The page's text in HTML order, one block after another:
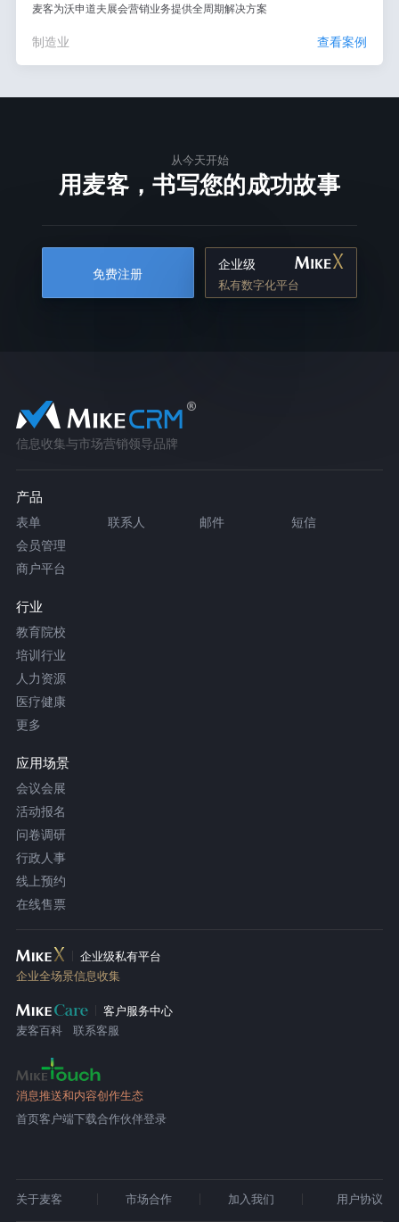
麦客为沃申道夫展会营销业务提供全周期解决方案
制造业 查看案例
从今天开始
用麦客，书写您的成功故事
免费注册
企业级
私有数字化平台
信息收集与市场营销领导品牌
产品
表单 联系人 邮件
短信
会员管理
商户平台
行业
教育院校
培训行业
人力资源
医疗健康
更多
应用场景
会议会展
活动报名
问卷调研
行政人事
线上预约
在线售票
企业级私有平台
企业全场景信息收集
客户服务中心
麦客百科
联系客服
消息推送和内容创作生态
首页客户端下载合作伙伴登录
关于麦客 市场合作 加入我们 用户协议